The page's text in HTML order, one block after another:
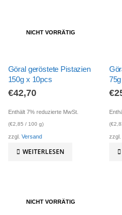
NICHT VORRÄTIG
Göral geröstete Pistazien
150g x 10pcs
€42,70
Enthält 7% reduzierte MwSt.
(€2,85 / 100 g)
zzgl. Versand
WEITERLESEN
€
(€
zzgl.
NICHT VORRÄTIG